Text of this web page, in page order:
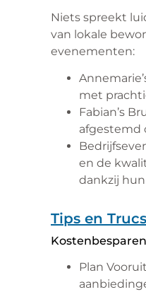
Niets spreekt
van lokale
evenementen:
met
Fabian’s
afgestemd
en de
dankzij
Tips en
Plan